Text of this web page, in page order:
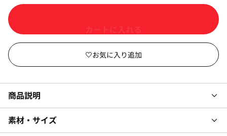
商品説明
素材・サイズ